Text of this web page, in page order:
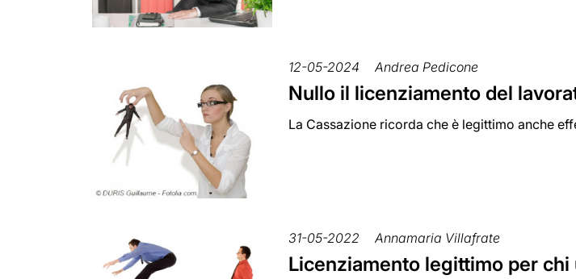
12-05-2024 Andrea Pedicone
Nullo il licenziamento del
La Cassazione ricorda che è legittimo anche
31-05-2022 Annamaria Villafrate
Licenziamento legittimo per